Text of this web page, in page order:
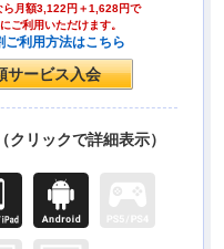
ら月額3,122円＋1,628円で
ご利用いただけます。
ご利用方法はこちら
クリックで詳細表示）